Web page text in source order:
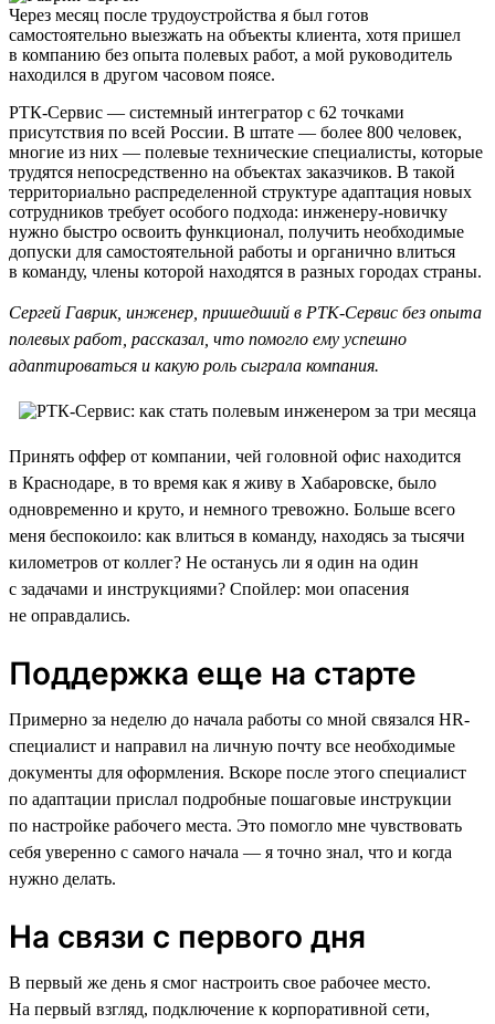
Через месяц после трудоустройства я был готов
самостоятельно выезжать на объекты клиента, хотя пришел
в компанию без опыта полевых работ, а мой руководитель
находился в другом часовом поясе.
РТК-Сервис — системный интегратор с 62 точками
присутствия по всей России. В штате — более 800 человек,
многие из них — полевые технические специалисты, которые
трудятся непосредственно на объектах заказчиков. В такой
территориально распределенной структуре адаптация новых
сотрудников требует особого подхода: инженеру-новичку
нужно быстро освоить функционал, получить необходимые
допуски для самостоятельной работы и органично влиться
в команду, члены которой находятся в разных городах страны.
Сергей Гаврик, инженер, пришедший в РТК-Сервис без опыта
полевых работ, рассказал, что помогло ему успешно
адаптироваться и какую роль сыграла компания.
Принять оффер от компании, чей головной офис находится
в Краснодаре, в то время как я живу в Хабаровске, было
одновременно и круто, и немного тревожно. Больше всего
меня беспокоило: как влиться в команду, находясь за тысячи
километров от коллег? Не останусь ли я один на один
с задачами и инструкциями? Спойлер: мои опасения
не оправдались.
Поддержка еще на старте
Примерно за неделю до начала работы со мной связался HR-
специалист и направил на личную почту все необходимые
документы для оформления. Вскоре после этого специалист
по адаптации прислал подробные пошаговые инструкции
по настройке рабочего места. Это помогло мне чувствовать
себя уверенно с самого начала — я точно знал, что и когда
нужно делать.
На связи с первого дня
В первый же день я смог настроить свое рабочее место.
На первый взгляд, подключение к корпоративной сети,